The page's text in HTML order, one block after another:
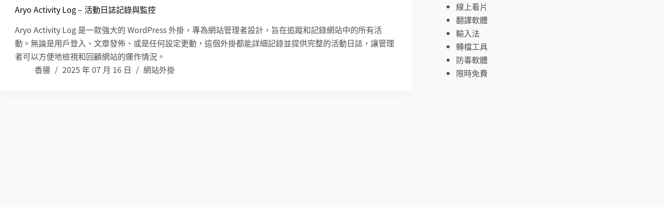
Aryo Activity Log – 活動日誌記錄與監控
Aryo Activity Log 是一款強大的 WordPress 外掛，專為網站管理者設計，旨在追蹤和記錄網站中的所有活
動。無論是用戶登入、文章發佈、或是任何設定更動，這個外掛都能詳細記錄並提供完整的活動日誌，讓管理
者可以方便地檢視和回顧網站的運作情況。
香腸
2025 年 07 月 16 日 網站外掛
線上看片
翻譯軟體
輸入法
轉檔工具
防毒軟體
限時免費